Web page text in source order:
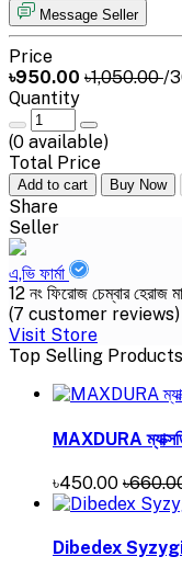
Message Seller
Price
৳950.00 ৳1,050.00/
Quantity
(0 available)
Total Price
Add to cart Buy Now
Share
Seller
এ,ভি ফার্মা
12 নং ফিরোজ চেম্বার হেরাজ
(7 customer reviews)
Visit Store
Top Selling Products
MAXDURA
৳450.00
Dibedex